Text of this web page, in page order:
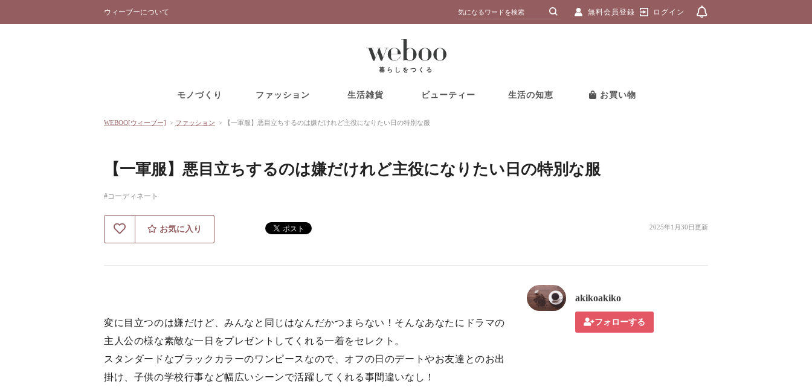
ウィーブーについて 無料会員登録 ログイン
暮らしをつくる
モノづくり ファッション 生活雑貨 ビューティー 生活の知恵 お買い物
WEBOO[ウィーブー] > ファッション > 【一軍服】悪目立ちするのは嫌だけれど主役になりたい日の特別な服
【一軍服】悪目立ちするのは嫌だけれど主役になりたい日の特別な服
#コーディネート
お気に入り 2025年1月30日更新
変に目立つのは嫌だけど、みんなと同じはなんだかつまらない！そんなあなたにドラマの
主人公の様な素敵な一日をプレゼントしてくれる一着をセレクト。
スタンダードなブラックカラーのワンピースなので、オフの日のデートやお友達とのお出
掛け、子供の学校行事など幅広いシーンで活躍してくれる事間違いなし！
akikoakiko
フォローする